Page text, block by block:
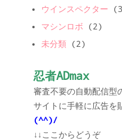
ウインスペクター
マシンロボ (2)
未分類 (2)
忍者ADmax
審査不要の自動配信型
サイトに手軽に広告を
(^^)/
↓↓ここからどうぞ